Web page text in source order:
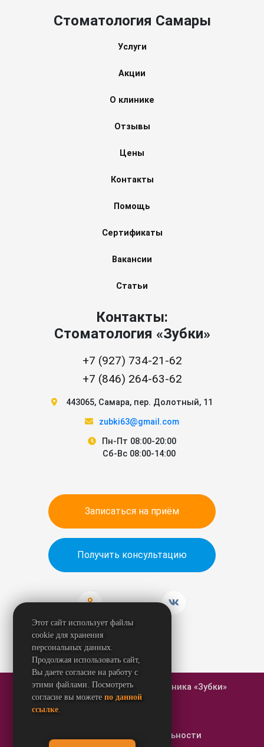
Стоматология Самары
Услуги
Акции
О клинике
Отзывы
Цены
Контакты
Помощь
Сертификаты
Вакансии
Статьи
Контакты:
Стоматология «Зубки»
+7 (927) 734-21-62
+7 (846) 264-63-62
443065, Самара, пер. Долотный, 11
zubki63@gmail.com
Пн-Пт 08:00-20:00
Сб-Вс 08:00-14:00
Записаться на приём
Получить консультацию
© 2026 Стоматологическая клиника «Зубки»
Политика конфиденциальности
Этот сайт использует файлы
cookie для хранения
персональных данных.
Продолжая использовать сайт,
Вы даете согласие на работу с
этими файлами. Посмотреть
согласие вы можетепо данной
ссылке